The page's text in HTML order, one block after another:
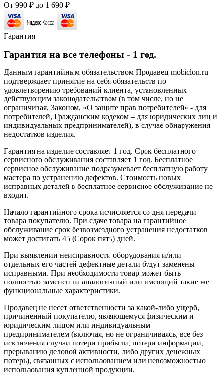
От 990 ₽ до 1 690 ₽
Гарантия
Гарантия на все телефоны - 1 год.
Данным гарантийным обязательством Продавец mobiclon.ru
подтверждает принятие на себя обязательств по
удовлетворению требований клиента, установленных
действующим законодательством (в том числе, но не
ограничивая, Законом, «О защите прав потребителей» - для
потребителей, Гражданским кодеком – для юридических лиц и
индивидуальных предпринимателей), в случае обнаружения
недостатков изделия.
Гарантия на изделие составляет 1 год. Срок бесплатного
сервисного обслуживания составляет 1 год. Бесплатное
сервисное обслуживание подразумевает бесплатную работу
мастера по устранению дефектов. Стоимость новых
исправных деталей в бесплатное сервисное обслуживание не
входит.
Начало гарантийного срока исчисляется со дня передачи
товара покупателю. При сдаче товара на гарантийное
обслуживание срок безвозмездного устранения недостатков
может достигать 45 (Сорок пять) дней.
При выявлении неисправности оборудования и/или
отдельных его частей дефектные детали будут заменены
исправными. При необходимости товар может быть
полностью заменен на аналогичный или имеющий такие же
функциональные характеристики.
Продавец не несет ответственности за какой-либо ущерб,
причиненный покупателю, являющемуся физическим и
юридическим лицом или индивидуальным
предпринимателем (включая, но не ограничиваясь, все без
исключения случаи потери прибыли, потери информации,
прерыванию деловой активности, либо других денежных
потерь), связанных с использованием или невозможностью
использования купленной продукции.